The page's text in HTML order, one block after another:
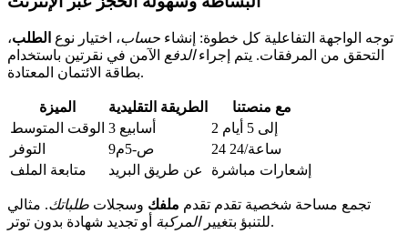
توجه الواجهة التفاعلية كل خطوة: إنشاء حساب، اختيار نوع الطلب،
التحقق من المرفقات. يتم إجراءالدفع الآمن في نقرتين باستخدام
بطاقة الائتمان المعتادة.
الميزة الطريقة التقليدية
مع منصتنا
الوقت المتوسط
3 أسابيع
2 إلى 5 أيام
التوفر
9ص-5م
24 ساعة/24
متابعة الملف
عن طريق البريد إشعارات مباشرة
تجمع مساحة شخصية تقدم تقدم ملفك وسجلات طلباتك. مثالي
للتنبؤ بتغييرالمركبة أو تجديد شهادة بدون توتر.